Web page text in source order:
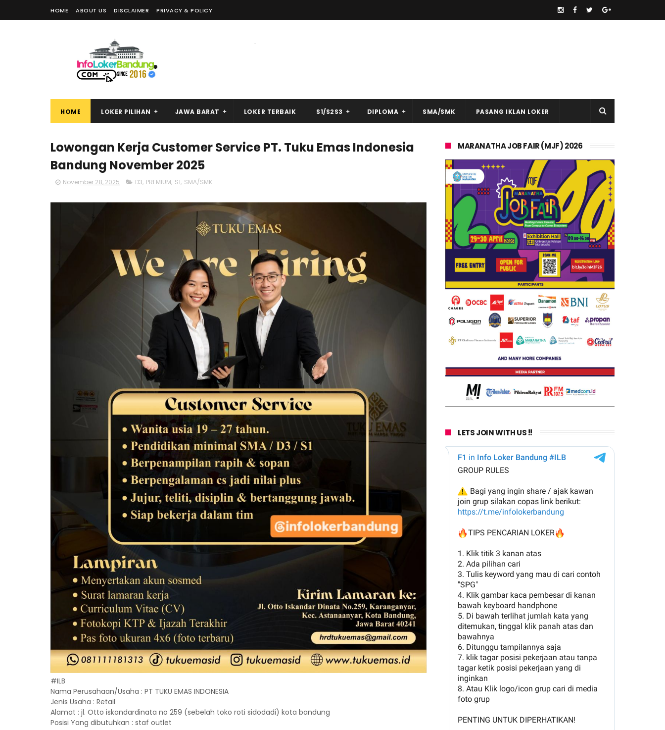
HOME ABOUT US DISCLAIMER PRIVACY & POLICY
.
HOME LOKER PILIHAN JAWA BARAT LOKER TERBAIK S1/S2S3 DIPLOMA SMA/SMK PASANG IKLAN LOKER
Lowongan Kerja Customer Service PT. Tuku Emas Indonesia
Bandung November 2025
November 28, 2025 D3, PREMIUM, S1, SMA/SMK
#ILB
Nama Perusahaan/Usaha : PT TUKU EMAS INDONESIA
Jenis Usaha : Retail
Alamat : jl. Otto iskandardinata no 259 (sebelah toko roti sidodadi) kota bandung
Posisi Yang dibutuhkan : staf outlet
MARANATHA JOB FAIR (MJF) 2026
LETS JOIN WITH US !!